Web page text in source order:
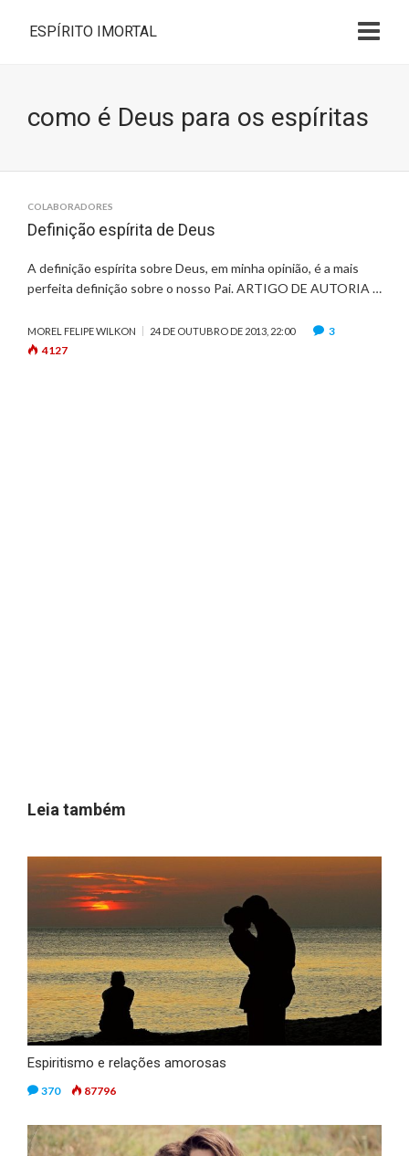
ESPÍRITO IMORTAL
como é Deus para os espíritas
COLABORADORES
Definição espírita de Deus
A definição espírita sobre Deus, em minha opinião, é a mais
perfeita definição sobre o nosso Pai. ARTIGO DE AUTORIA …
MOREL FELIPE WILKON 24 DE OUTUBRO DE 2013, 22:00
3
4127
Leia também
Espiritismo e relações amorosas
370 87796